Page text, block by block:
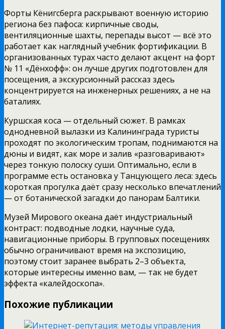
Форты Кёнигсберга раскрывают военную историю
региона без пафоса: кирпичные своды,
вентиляционные шахты, перепады высот — всё это
работает как наглядный учебник фортификации. В
организованных турах часто делают акцент на форт
№ 11 «Дёнхофф»: он лучше других подготовлен для
посещения, а экскурсионный рассказ здесь
концентрируется на инженерных решениях, а не на
баталиях.
Куршская коса — отдельный сюжет. В рамках
однодневной вылазки из Калининграда туристы
проходят по экологическим тропам, поднимаются на
дюны и видят, как море и залив «разговаривают»
через тонкую полоску суши. Оптимально, если в
программе есть остановка у Танцующего леса: здесь
короткая прогулка даёт сразу несколько впечатлений
— от ботанической загадки до панорам Балтики.
Музей Мирового океана даёт индустриальный
контраст: подводные лодки, научные суда,
навигационные приборы. В групповых посещениях
обычно ограничивают время на экспозицию,
поэтому стоит заранее выбрать 2–3 объекта,
которые интересны именно вам, — так не будет
эффекта «калейдоскопа».
Похожие публикации